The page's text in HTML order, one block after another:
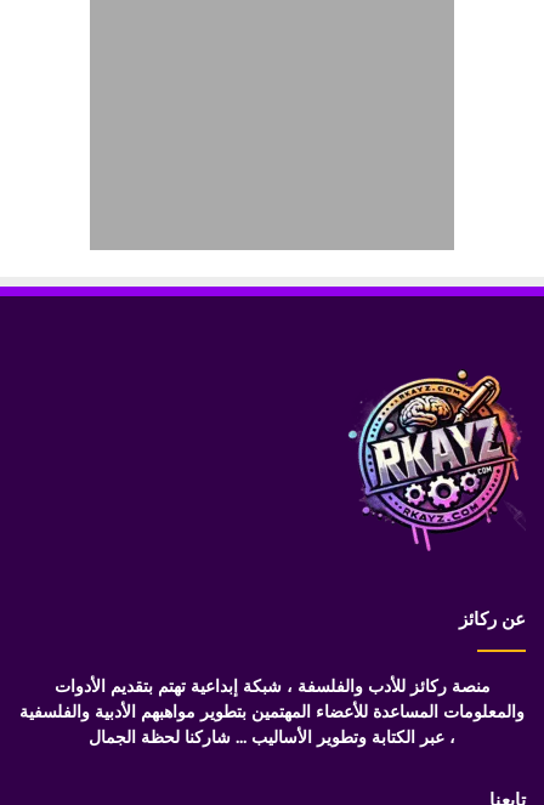
عن ركائز
منصة ركائز للأدب والفلسفة ، شبكة إبداعية تهتم بتقديم الأدوات
والمعلومات المساعدة للأعضاء المهتمين بتطوير مواهبهم الأدبية والفلسفية
، عبر الكتابة وتطوير الأساليب ... شاركنا لحظة الجمال
تابعنا